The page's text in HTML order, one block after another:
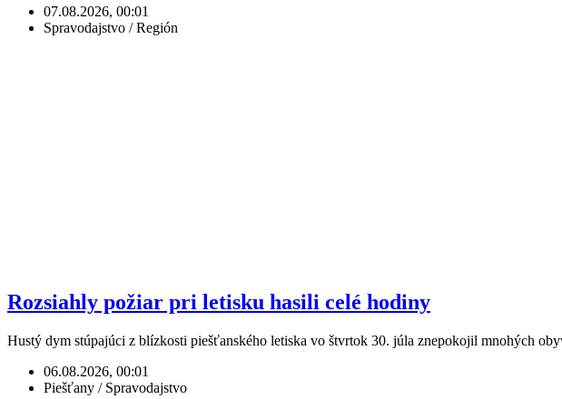
07.08.2026, 00:01
Spravodajstvo / Región
Rozsiahly požiar pri letisku hasili celé hodiny
Hustý dym stúpajúci z blízkosti piešťanského letiska vo štvrtok 30. júla znepokojil mnohých
06.08.2026, 00:01
Piešťany / Spravodajstvo